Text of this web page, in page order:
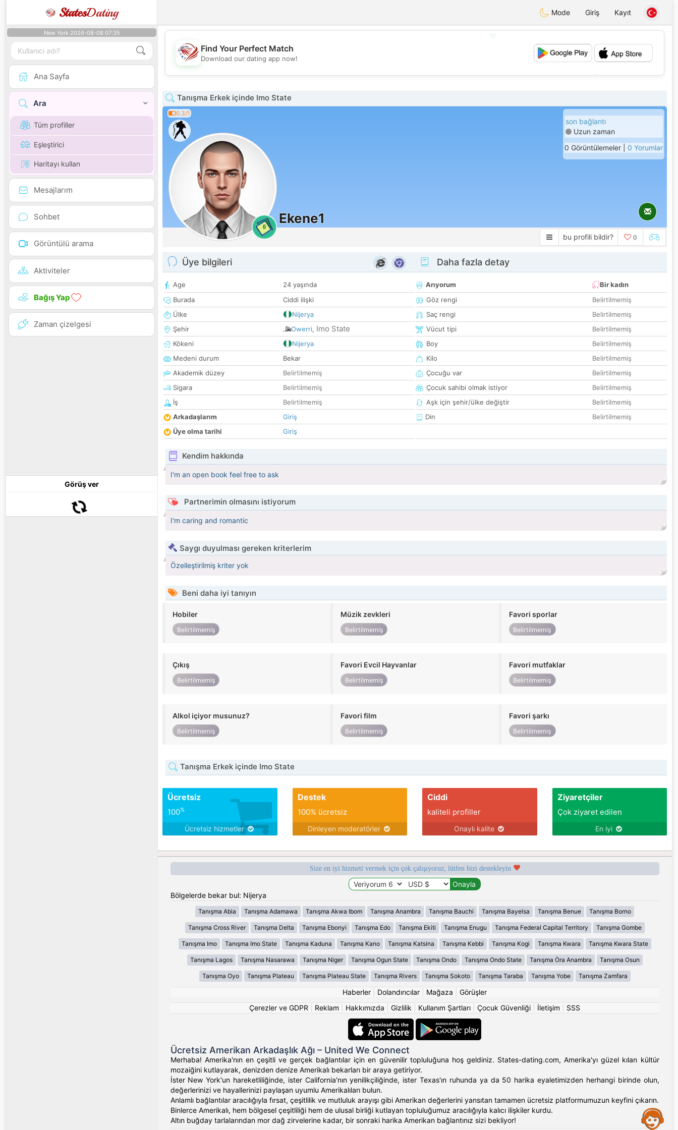
StatesDating Mode Giriş Kayıt
New York 2026-08-08 07:35
Ana Sayfa
Ara
Tüm profiller
Eşleştirici
Haritayı kullan
Mesajlarım
Sohbet
Görüntülü arama
Aktiviteler
Bağış Yap
Zaman çizelgesi
Görüş ver
💖
💕
Find Your Perfect Match
Download our dating app now!
Tanışma Erkek içinde Imo State
0.3/1
0
Ekene1
son bağlantı
Uzun zaman
0 Görüntülemeler | 0 Yorumlar
bu profili bildir? 0
Üye bilgileri
Age
24 yaşında
Burada
Ciddi ilişki
Ülke
Nijerya
Şehir
Owerri, Imo State
Kökeni
Nijerya
Medeni durum
Bekar
Akademik düzey
Belirtilmemiş
Sigara
Belirtilmemiş
İş
Belirtilmemiş
Arkadaşlarım
Giriş
Üye olma tarihi
Giriş
Daha fazla detay
Arıyorum
Bir kadın
Göz rengi
Belirtilmemiş
Saç rengi
Belirtilmemiş
Vücut tipi
Belirtilmemiş
Boy
Belirtilmemiş
Kilo
Belirtilmemiş
Çocuğu var
Belirtilmemiş
Çocuk sahibi olmak istiyor
Belirtilmemiş
Aşk için şehir/ülke değiştir
Belirtilmemiş
Din
Belirtilmemiş
Kendim hakkında
I'm an open book feel free to ask
Partnerimin olmasını istiyorum
I'm caring and romantic
Saygı duyulması gereken kriterlerim
Özelleştirilmiş kriter yok
Beni daha iyi tanıyın
Hobiler
Belirtilmemiş
Müzik zevkleri
Belirtilmemiş
Favori sporlar
Belirtilmemiş
Çıkış
Belirtilmemiş
Favori Evcil Hayvanlar
Belirtilmemiş
Favori mutfaklar
Belirtilmemiş
Alkol içiyor musunuz?
Belirtilmemiş
Favori film
Belirtilmemiş
Favori şarkı
Belirtilmemiş
Tanışma Erkek içinde Imo State
Ücretsiz
100%
Ücretsiz hizmetler
Destek
100% ücretsiz
Dinleyen moderatörler
Ciddi
kaliteli profiller
Onaylı kalite
Ziyaretçiler
Çok ziyaret edilen
En iyi
Size en iyi hizmeti vermek için çok çalışıyoruz, lütfen bizi destekleyin
Bölgelerde bekar bul: Nijerya
Tanışma Abia Tanışma Adamawa Tanışma Akwa Ibom Tanışma Anambra Tanışma Bauchi Tanışma Bayelsa Tanışma Benue Tanışma Borno
Tanışma Cross River Tanışma Delta Tanışma Ebonyi Tanışma Edo Tanışma Ekiti Tanışma Enugu Tanışma Federal Capital Territory Tanışma Gombe
Tanışma Imo Tanışma Imo State Tanışma Kaduna Tanışma Kano Tanışma Katsina Tanışma Kebbi Tanışma Kogi Tanışma Kwara Tanışma Kwara State
Tanışma Lagos Tanışma Nasarawa Tanışma Niger Tanışma Ogun State Tanışma Ondo Tanışma Ondo State Tanışma Ȯra Anambra Tanışma Osun
Tanışma Oyo Tanışma Plateau Tanışma Plateau State Tanışma Rivers Tanışma Sokoto Tanışma Taraba Tanışma Yobe Tanışma Zamfara
Haberler Dolandırıcılar Mağaza
Görüşler
Çerezler ve GDPR
Reklam Hakkımızda Gizlilik Kullanım Şartları Çocuk Güvenliği İletişim SSS
Ücretsiz Amerikan Arkadaşlık Ağı – United We Connect
Merhaba! Amerika'nın en çeşitli ve gerçek bağlantılar için en güvenilir topluluğuna hoş geldiniz. States-dating.com, Amerika'yı güzel kılan kültür
mozaiğini kutlayarak, denizden denize Amerikalı bekarları bir araya getiriyor.
İster New York'un hareketliliğinde, ister California'nın yenilikçiliğinde, ister Texas'ın ruhunda ya da 50 harika eyaletimizden herhangi birinde olun,
değerlerinizi ve hayallerinizi paylaşan uyumlu Amerikalıları bulun.
Anlamlı bağlantılar aracılığıyla fırsat, çeşitlilik ve mutluluk arayışı gibi Amerikan değerlerini yansıtan tamamen ücretsiz platformumuzun keyfini çıkarın.
Binlerce Amerikalı, hem bölgesel çeşitliliği hem de ulusal birliği kutlayan topluluğumuz aracılığıyla kalıcı ilişkiler kurdu.
Altın buğday tarlalarından mor dağ zirvelerine kadar, bir sonraki harika Amerikan bağlantınız sizi bekliyor!
Assistance